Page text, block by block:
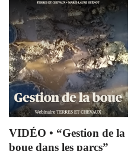
VIDÉO • “Gestion de la
boue dans les parcs”